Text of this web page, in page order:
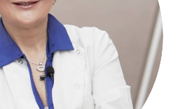
Hakkımda